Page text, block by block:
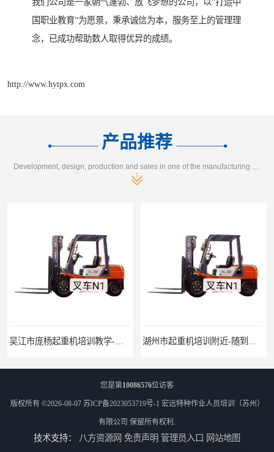
国职业教育”为愿景，秉承诚信为本，服务至上的管理理
念，已成功帮助数人取得优异的成绩。
http://www.hytpx.com
产品推荐
Development, design, production and sales in one of the manufacturing enterprises
吴江市庞杨起重机培训教学-招生条件
您是第10086576位访客
版权所有 ©2026-08-07 苏ICP备2023053719号-1 宏远特种作业人员培训（苏州）
有限公司 保留所有权利.
技术支持： 八方资源网 免责声明 管理员入口 网站地图